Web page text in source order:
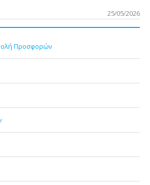
25/05/2026
Προσφορών